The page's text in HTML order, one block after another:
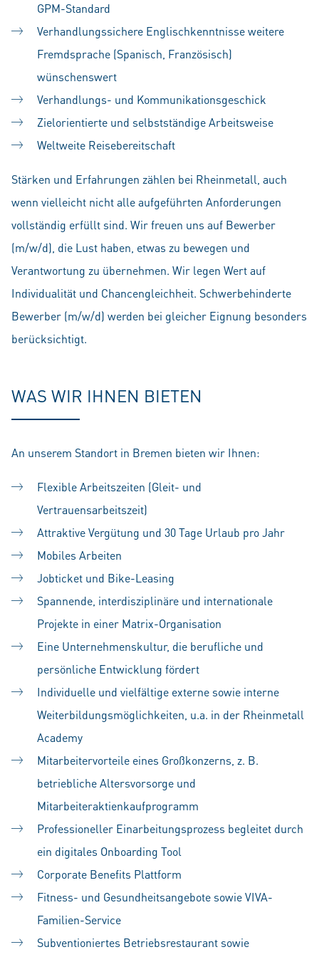
GPM-Standard
Verhandlungssichere Englischkenntnisse weitere
Fremdsprache (Spanisch, Französisch)
wünschenswert
Verhandlungs- und Kommunikationsgeschick
Zielorientierte und selbstständige Arbeitsweise
Weltweite Reisebereitschaft
Stärken und Erfahrungen zählen bei Rheinmetall, auch
wenn vielleicht nicht alle aufgeführten Anforderungen
vollständig erfüllt sind. Wir freuen uns auf Bewerber
(m/w/d), die Lust haben, etwas zu bewegen und
Verantwortung zu übernehmen. Wir legen Wert auf
Individualität und Chancengleichheit. Schwerbehinderte
Bewerber (m/w/d) werden bei gleicher Eignung besonders
berücksichtigt.
WAS WIR IHNEN BIETEN
An unserem Standort in Bremen bieten wir Ihnen:
Flexible Arbeitszeiten (Gleit- und
Vertrauensarbeitszeit)
Attraktive Vergütung und 30 Tage Urlaub pro Jahr
Mobiles Arbeiten
Jobticket und Bike-Leasing
Spannende, interdisziplinäre und internationale
Projekte in einer Matrix-Organisation
Eine Unternehmenskultur, die berufliche und
persönliche Entwicklung fördert
Individuelle und vielfältige externe sowie interne
Weiterbildungsmöglichkeiten, u.a. in der Rheinmetall
Academy
Mitarbeitervorteile eines Großkonzerns, z. B.
betriebliche Altersvorsorge und
Mitarbeiteraktienkaufprogramm
Professioneller Einarbeitungsprozess begleitet durch
ein digitales Onboarding Tool
Corporate Benefits Plattform
Fitness- und Gesundheitsangebote sowie VIVA-
Familien-Service
Subventioniertes Betriebsrestaurant sowie